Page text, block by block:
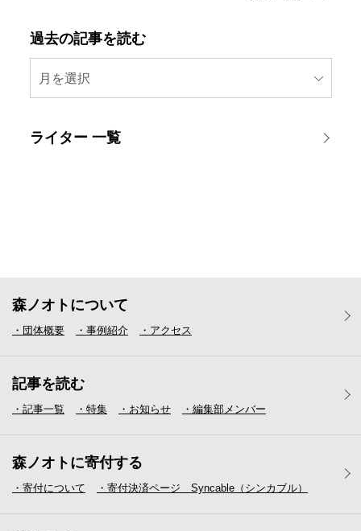
過去の記事を読む
月を選択
ライター 一覧
森ノオトについて
・団体概要 ・事例紹介 ・アクセス
記事を読む
・記事一覧 ・特集 ・お知らせ ・編集部メンバー
森ノオトに寄付する
・寄付について ・寄付決済ページ Syncable（シンカブル）